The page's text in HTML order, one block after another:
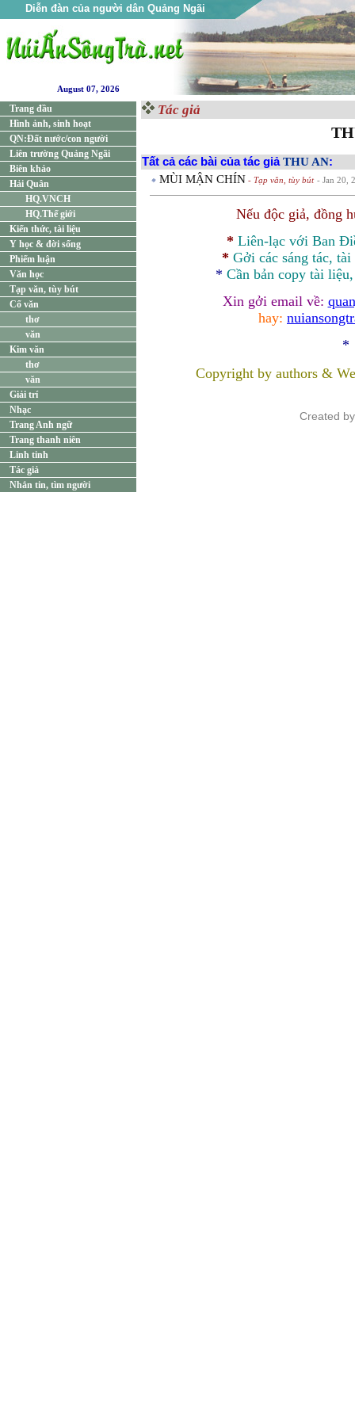
Diễn đàn của người dân Quảng Ngãi
August 07, 2026
Trang đầu
Hình ảnh, sinh hoạt
QN:Đất nước/con người
Liên trường Quảng Ngãi
Biên khảo
Hải Quân
HQ.VNCH
HQ.Thế giới
Kiến thức, tài liệu
Y học & đời sống
Phiếm luận
Văn học
Tạp văn, tùy bút
Cổ văn
thơ
văn
Kim văn
thơ
văn
Giải trí
Nhạc
Trang Anh ngữ
Trang thanh niên
Linh tinh
Tác giả
Nhắn tin, tìm người
Tác giả
Tất cả các bài của tác giảTHU AN:
MÙI MẬN CHÍN - Tạp văn, tùy bút - Jan 20,
Nếu độc giả, đồng
* Liên-lạc với Ban
* Gởi các sáng tác,
* Cần bản copy tài
Xin gởi email về:
hay:
*
Copyright by authors &
Created